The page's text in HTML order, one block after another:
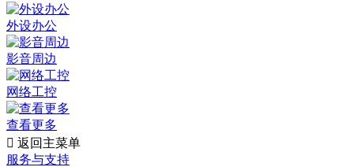
外设办公
影音周边
网络工控
查看更多
 返回主菜单
服务与支持